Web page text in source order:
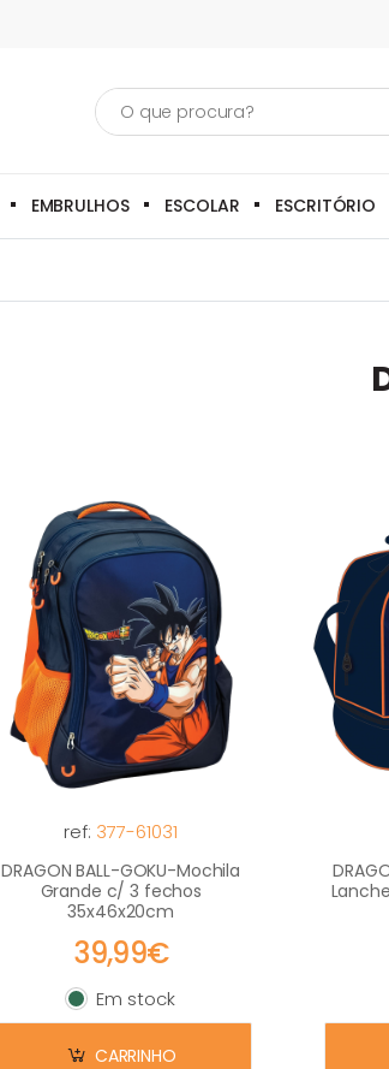
Pesquisa
EMBRULHOS ESCOLAR ESCRITÓRIO
ref: 377-61031
DRAGON BALL-GOKU-Mochila
Grande c/ 3 fechos
35x46x20cm
39,99€
Em stock
Em stock
CARRINHO